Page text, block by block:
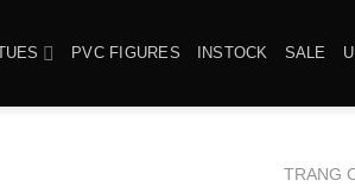
PVC FIGURES INSTOCK SALE
TRANG